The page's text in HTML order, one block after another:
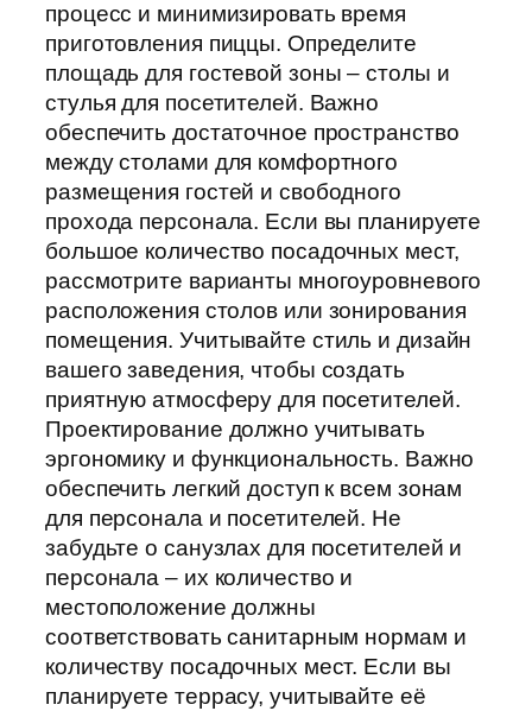
процесс и минимизировать время
приготовления пиццы. Определите
площадь для гостевой зоны – столы и
стулья для посетителей. Важно
обеспечить достаточное пространство
между столами для комфортного
размещения гостей и свободного
прохода персонала. Если вы планируете
большое количество посадочных мест,
рассмотрите варианты многоуровневого
расположения столов или зонирования
помещения. Учитывайте стиль и дизайн
вашего заведения, чтобы создать
приятную атмосферу для посетителей.
Проектирование должно учитывать
эргономику и функциональность. Важно
обеспечить легкий доступ к всем зонам
для персонала и посетителей. Не
забудьте о санузлах для посетителей и
персонала – их количество и
местоположение должны
соответствовать санитарным нормам и
количеству посадочных мест. Если вы
планируете террасу, учитывайте её